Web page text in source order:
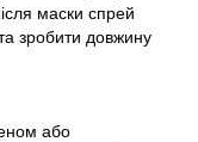
маски спрей
зробити довжину
або